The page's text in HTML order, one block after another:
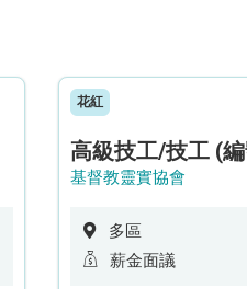
花紅
基督教靈實協會
多區
薪金面議